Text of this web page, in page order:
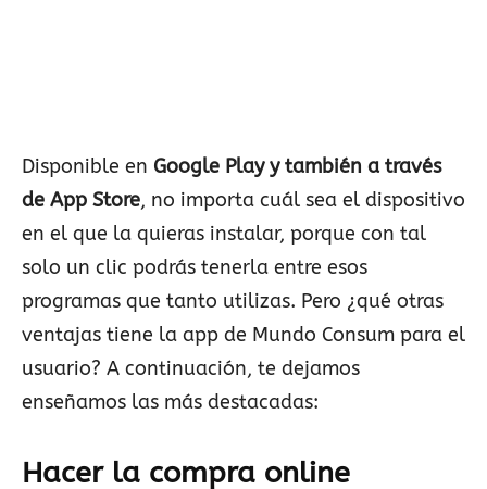
Disponible en Google Play y también a través
de App Store, no importa cuál sea el dispositivo
en el que la quieras instalar, porque con tal
solo un clic podrás tenerla entre esos
programas que tanto utilizas. Pero ¿qué otras
ventajas tiene la app de Mundo Consum para el
usuario? A continuación, te dejamos
enseñamos las más destacadas:
Hacer la compra online